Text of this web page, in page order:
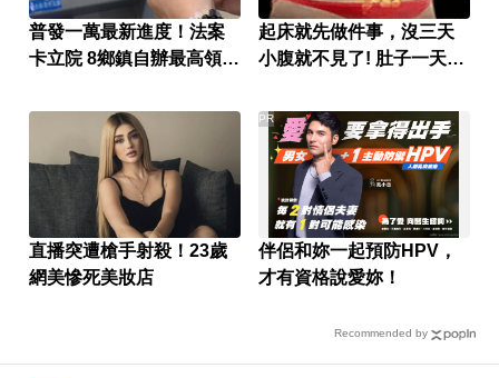
普發一萬最新進度！法案
卡立院 8鄉鎮自辦最高領1
起床就先做件事，沒三天
小腹就不見了! 肚子一天天
直播突遭槍手射殺！23歲
網美慘死美妝店
伴侶和妳一起預防HPV，
才有資格說愛妳！
PR
Recommended by